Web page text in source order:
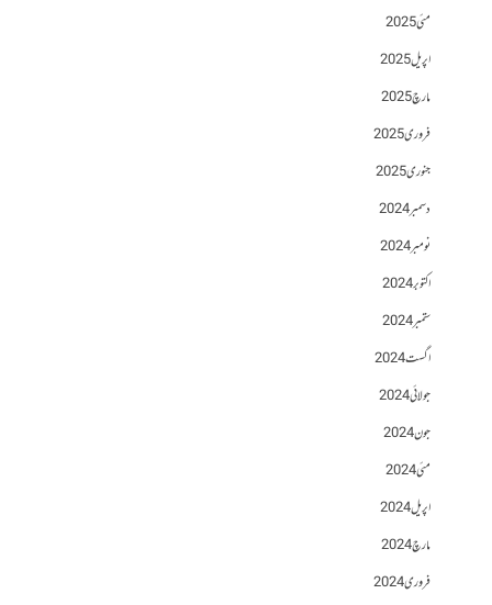
مئی 2025
اپریل 2025
مارچ 2025
فروری 2025
جنوری 2025
دسمبر 2024
نومبر 2024
اکتوبر 2024
ستمبر 2024
اگست 2024
جولائی 2024
جون 2024
مئی 2024
اپریل 2024
مارچ 2024
فروری 2024